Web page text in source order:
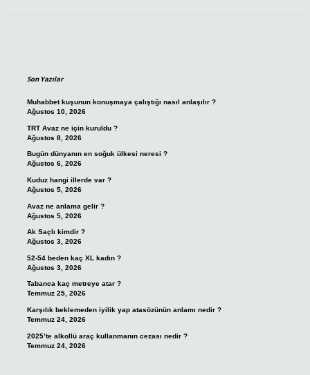
Son Yazılar
Muhabbet kuşunun konuşmaya çalıştığı nasıl anlaşılır ?
Ağustos 10, 2026
TRT Avaz ne için kuruldu ?
Ağustos 8, 2026
Bugün dünyanın en soğuk ülkesi neresi ?
Ağustos 6, 2026
Kuduz hangi illerde var ?
Ağustos 5, 2026
Avaz ne anlama gelir ?
Ağustos 5, 2026
Ak Saçlı kimdir ?
Ağustos 3, 2026
52-54 beden kaç XL kadın ?
Ağustos 3, 2026
Tabanca kaç metreye atar ?
Temmuz 25, 2026
Karşılık beklemeden iyilik yap atasözünün anlamı nedir ?
Temmuz 24, 2026
2025’te alkollü araç kullanmanın cezası nedir ?
Temmuz 24, 2026